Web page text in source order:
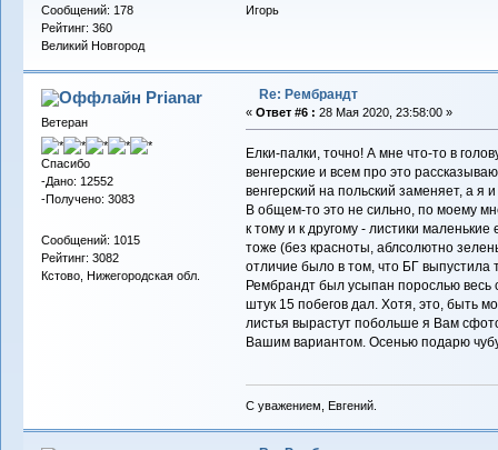
Сообщений: 178
Рейтинг: 360
Великий Новгород
Игорь
Prianar
Ветеран
Спасибо
-Дано: 12552
-Получено: 3083
Сообщений: 1015
Рейтинг: 3082
Кстово, Нижегородская обл.
Re: Рембрандт
« Ответ #6 : 28 Мая 2020, 23:58:00 »
Елки-палки, точно! А мне что-то в
венгерские и всем про это
венгерский на польский заменяет, а я
В общем-то это не сильно, по моему
к тому и к другому - листики
тоже (без красноты, аблсолютно
отличие было в том, что БГ выпустила
Рембрандт был усыпан порослью весь
штук 15 побегов дал. Хотя, это, быть
листья вырастут побольше я Вам
Вашим вариантом. Осенью подарю
С уважением, Евгений.